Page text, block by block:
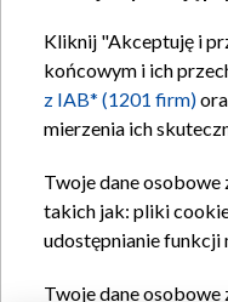
Kliknij "Akceptuję i
końcowym i ich
z IAB* (1201 firm)
mierzenia ich
Twoje dane osobowe
takich jak: pliki
udostępnianie funkcji
Twoje dane